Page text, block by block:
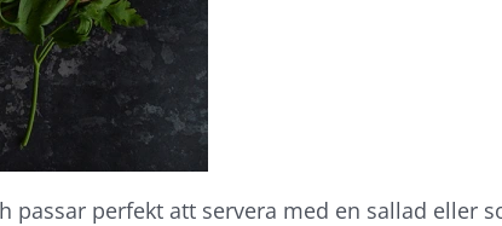
passar perfekt att servera med en sallad eller